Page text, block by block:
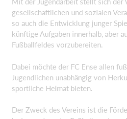
gesellschaftlichen und sozialen
so auch die Entwicklung junger
künftige Aufgaben innerhalb, aber
Fußballfeldes vorzubereiten.
Dabei möchte der FC Ense allen
Jugendlichen unabhängig von
sportliche Heimat bieten.
Der Zweck des Vereins ist die